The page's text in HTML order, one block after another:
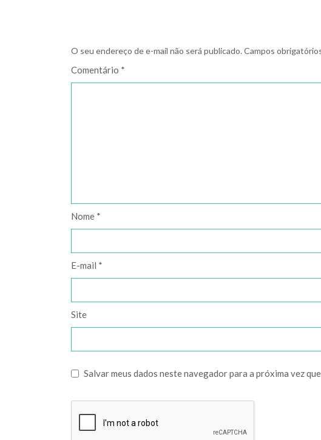
O seu endereço de e-mail não será publicado. Campos
Comentário *
Nome *
E-mail *
Site
Salvar meus dados neste navegador para a próxima vez